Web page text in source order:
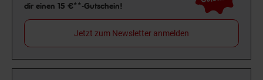
dir einen 15 €**-Gutschein!
Jetzt zum Newsletter anmelden